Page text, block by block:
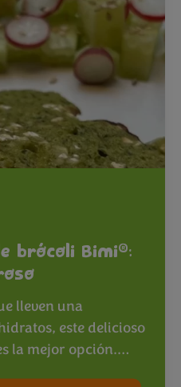
brócoli Bimi®:
lleven una
este delicioso
la mejor opción.…